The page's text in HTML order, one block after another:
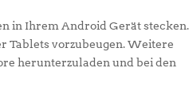
in Ihrem Android Gerät stecken.
Tablets vorzubeugen. Weitere
herunterzuladen und bei den